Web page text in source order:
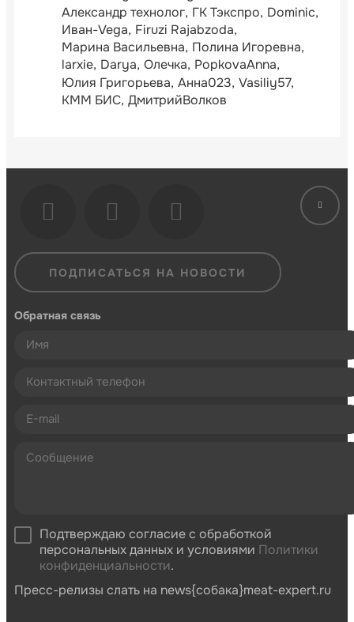
Александр технолог ГК Тэкспро Dominic
Иван-Vega Firuzi Rajabzoda
Марина Васильевна Полина Игоревна
larxie Darya Олечка PopkovaAnna
Юлия Григорьева Анна023 Vasiliy57
КММ БИС ДмитрийВолков
ПОДПИСАТЬСЯ НА НОВОСТИ
Обратная связь
Подтверждаю согласие с обработкой
персональных данных и условиями Политики
конфиденциальности.
Пресс-релизы слать на news{собака}meat-expert.ru